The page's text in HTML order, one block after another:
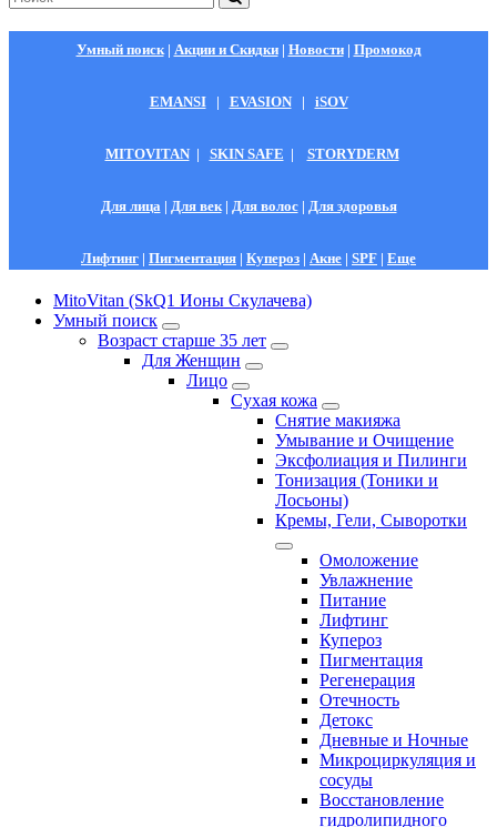
Умный поиск| Акции и Скидки| Новости| Промокод
EMANSI| EVASION| iSOV
MITOVITAN | SKIN SAFE | STORYDERM
Для лица | Для век| Для волос| Для здоровья
Лифтинг | Пигментация | Купероз | Акне | SPF | Еще
MitoVitan (SkQ1 Ионы Скулачева)
Умный поиск
Возраст старше 35 лет
Для Женщин
Лицо
Сухая кожа
Снятие макияжа
Умывание и Очищение
Эксфолиация и Пилинги
Тонизация (Тоники и
Лосьоны)
Кремы, Гели, Сыворотки
Омоложение
Увлажнение
Питание
Лифтинг
Купероз
Пигментация
Регенерация
Отечность
Детокс
Дневные и Ночные
Микроциркуляция и
сосуды
Восстановление
гидролипидного